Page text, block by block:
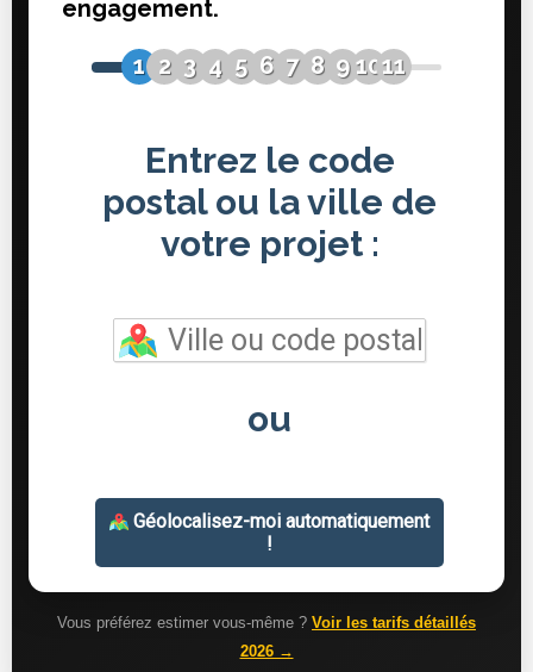
Vous préférez estimer vous-même ? Voir les tarifs détaillés
2026 →